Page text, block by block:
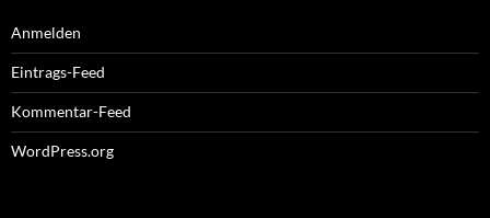
Anmelden
Eintrags-Feed
Kommentar-Feed
WordPress.org